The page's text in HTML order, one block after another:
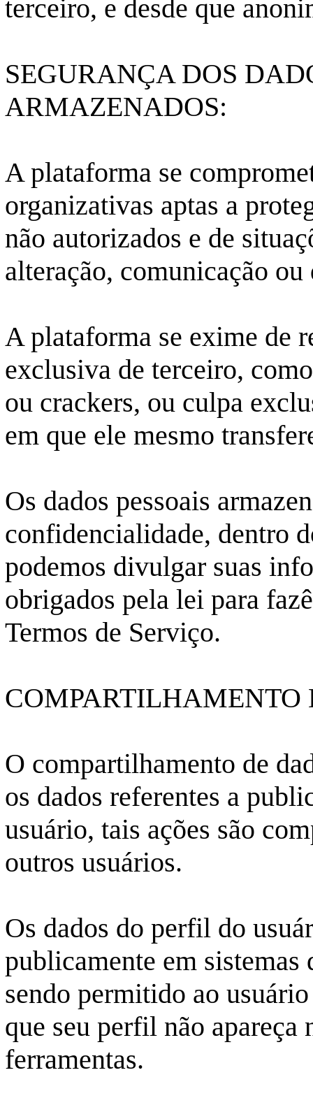
terceiro, e desde que
SEGURANÇA DOS
ARMAZENADOS:
A plataforma se
organizativas aptas a
não autorizados e de
alteração, comunicação
A plataforma se exime de
exclusiva de terceiro,
ou crackers, ou culpa
em que ele mesmo
Os dados pessoais
confidencialidade, dentro
podemos divulgar suas
obrigados pela lei para
Termos de Serviço.
COMPARTILHAMENTO
O compartilhamento de
os dados referentes a
usuário, tais ações são
outros usuários.
Os dados do perfil do
publicamente em sistemas
sendo permitido ao
que seu perfil não apareça
ferramentas.